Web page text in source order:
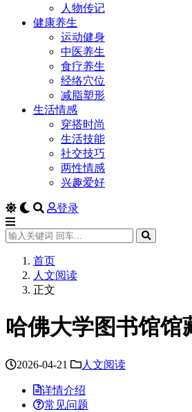
人物传记
健康养生
运动健身
中医养生
食疗养生
经络穴位
减脂塑形
生活情感
穿搭时尚
生活技能
社交技巧
两性情感
兴趣爱好
登录
首页
人文阅读
正文
哈佛大学图书馆馆
2026-04-21 人文阅读
详情介绍
常见问题